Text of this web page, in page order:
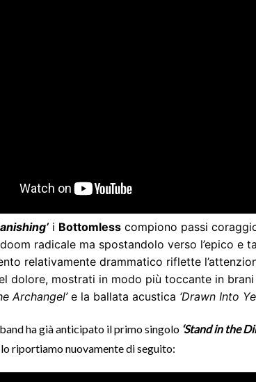
i Bottomless compiono passi
radicale ma spostandolo verso l’epico e
relativamente drammatico riflette
dolore, mostrati in modo più toccante in
Archangel’e la ballata acustica ‘Drawn Into
ha già anticipato il primo singolo ‘Stand in the
riportiamo nuovamente di seguito: